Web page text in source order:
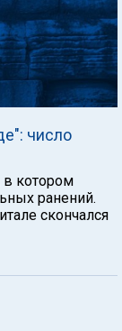
число
котором
ранений.
скончался